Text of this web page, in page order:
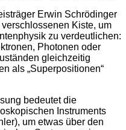
Erwin Schrödinger
Kiste, um
zu verdeutlichen:
Photonen oder
gleichzeitig
als „Superpositionen“
bedeutet die
Instruments
um etwas über den